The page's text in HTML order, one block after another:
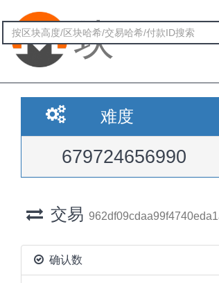
块
难度
679724656990
交易
确认数